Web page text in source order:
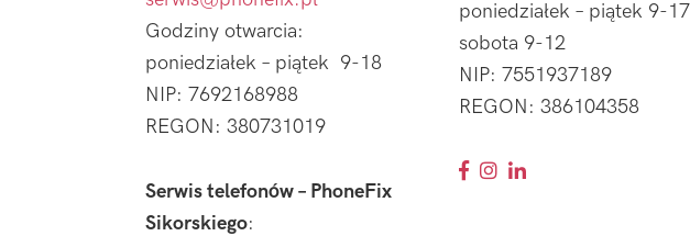
Godziny otwarcia:
poniedziałek – piątek 9-18
NIP: 7692168988
REGON: 380731019
Serwis telefonów – PhoneFix
Sikorskiego:
poniedziałek – piątek 9-17
sobota 9-12
NIP: 7551937189
REGON: 386104358